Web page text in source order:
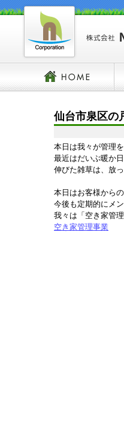
仙台市泉区の
本日は我々が管理
最近はだいぶ暖か
伸びた雑草は、放
本日はお客様から
今後も定期的にメ
我々は「空き家管
空き家管理事業